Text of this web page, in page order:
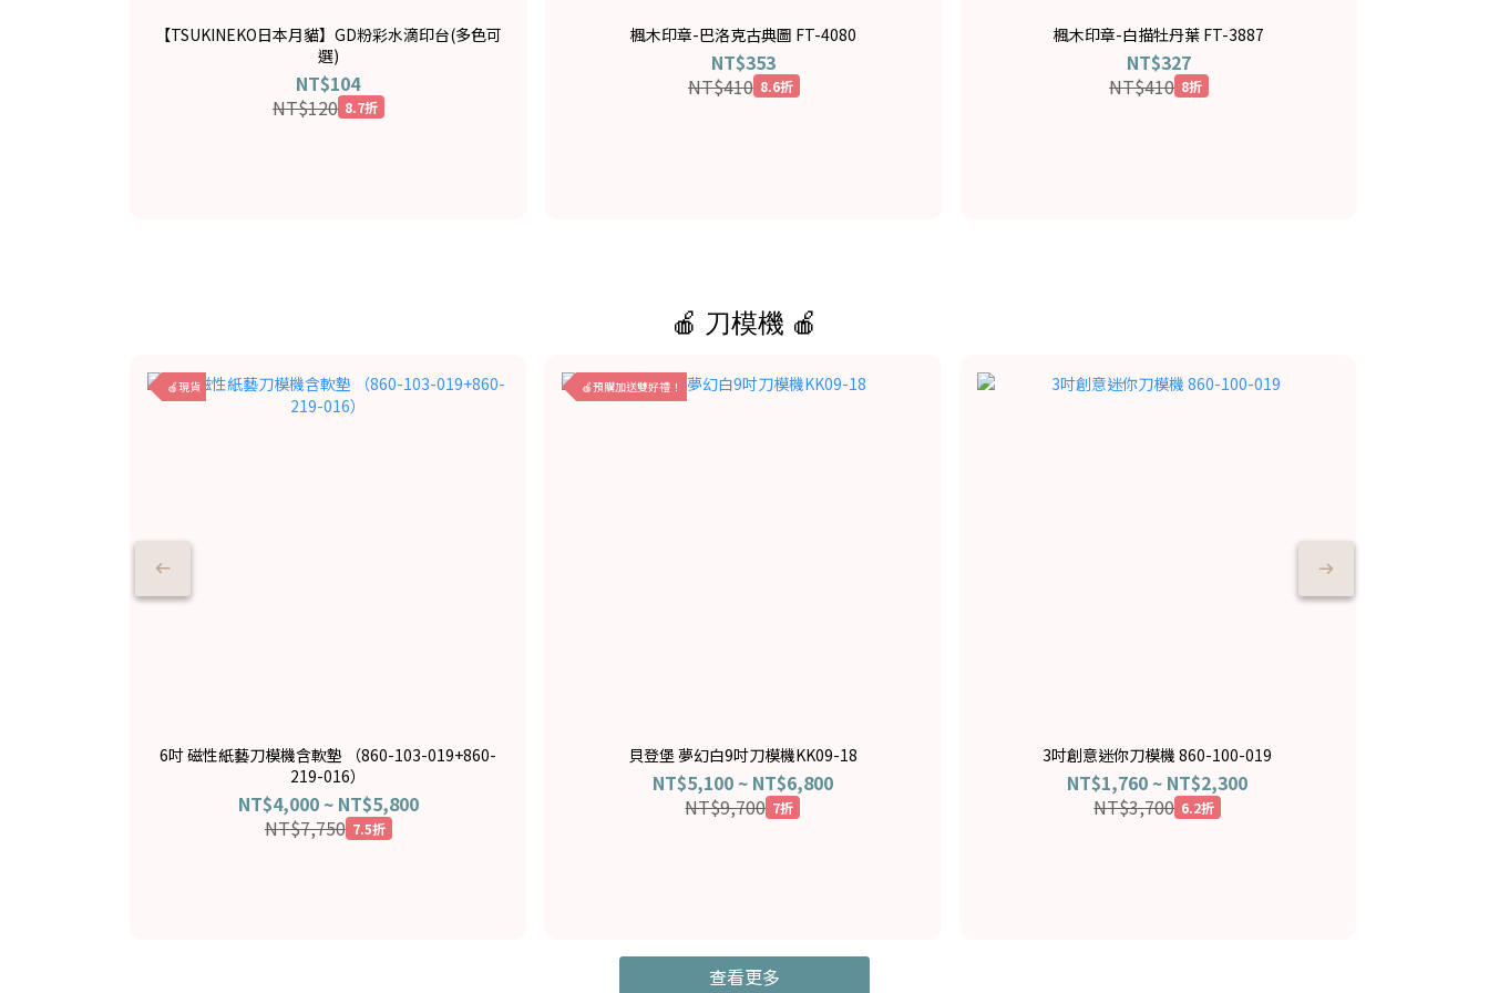
【TSUKINEKO日本月貓】GD粉彩水滴印台(多色可
選)
NT$104
NT$120 8.7折
楓木印章-巴洛克古典圖 FT-4080
NT$353
NT$410 8.6折
楓木印章-白描牡丹葉 FT-3887
NT$327
NT$410 8折
🍎 刀模機 🍎
🍎現貨
6吋 磁性紙藝刀模機含軟墊 （860-103-019+860-
219-016）
NT$4,000 ~ NT$5,800
NT$7,750 7.5折
🍎預購加送雙好禮！
貝登堡 夢幻白9吋刀模機KK09-18
NT$5,100 ~ NT$6,800
NT$9,700 7折
3吋創意迷你刀模機 860-100-019
NT$1,760 ~ NT$2,300
NT$3,700 6.2折
查看更多